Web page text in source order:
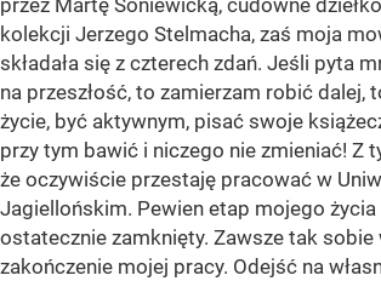
przez Martę Soniewicką, cudowne
kolekcji Jerzego Stelmacha, zaś moja
składała się z czterech zdań. Jeśli pyta
na przeszłość, to zamierzam robić dalej,
życie, być aktywnym, pisać swoje
przy tym bawić i niczego nie zmieniać! Z
że oczywiście przestaję pracować w
Jagiellońskim. Pewien etap mojego
ostatecznie zamknięty. Zawsze tak sobie
zakończenie mojej pracy. Odejść na